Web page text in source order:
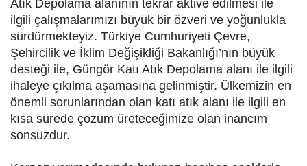
Atık Depolama alanının tekrar aktive edilmesi ile
ilgili çalışmalarımızı büyük bir özveri ve yoğunlukla
sürdürmekteyiz. Türkiye Cumhuriyeti Çevre,
Şehircilik ve İklim Değişikliği Bakanlığı’nın büyük
desteği ile, Güngör Katı Atık Depolama alanı ile ilgili
ihaleye çıkılma aşamasına gelinmiştir. Ülkemizin en
önemli sorunlarından olan katı atık alanı ile ilgili en
kısa sürede çözüm üreteceğimize olan inancım
sonsuzdur.